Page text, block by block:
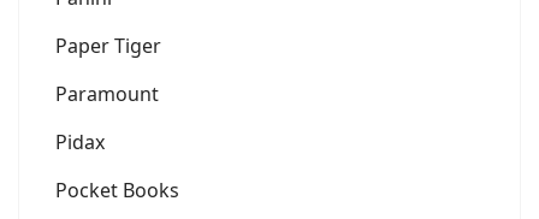
Paper Tiger
Paramount
Pidax
Pocket Books